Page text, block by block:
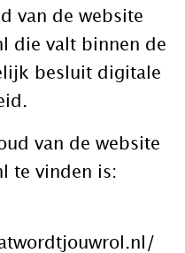
van de website
die valt binnen de
besluit digitale
van de website
te vinden is: